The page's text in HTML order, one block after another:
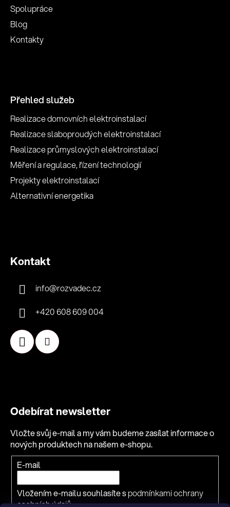
Spolupráce
Blog
Kontakty
Přehled služeb
Realizace domovních elektroinstalací
Realizace slaboproudých elektroinstalací
Realizace průmyslových elektroinstalací
Měření a regulace, řízení technologií
Projekty elektroinstalací
Alternativní energetika
Kontakt
info@rozvadec.cz
+420 608 609 004
Odebírat newsletter
Vložte svůj e-mail a my vám budeme zasílat informace o
nových produktech na našem e-shopu.
Přihlášení
odběru
novinek
E-mail
Vložením e-mailu souhlasíte spodmínkami ochrany
osobních údajů